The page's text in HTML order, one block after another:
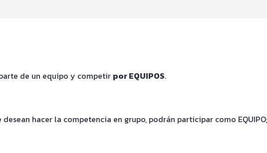
de un equipo y competir por EQUIPOS.
hacer la competencia en grupo, podrán participar como